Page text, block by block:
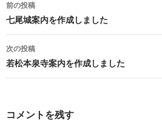
稿
ナ
ビ
ゲ
前の投稿
七尾城案内を作成しました
次の投稿
若松本泉寺案内を作成しました
コメントを残す